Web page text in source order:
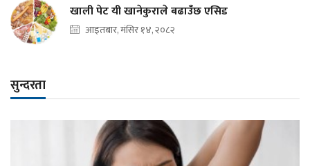
खाली पेट यी खानेकुराले बढाउँछ एसिड
आइतबार, मंसिर १४, २०८२
सुन्दरता